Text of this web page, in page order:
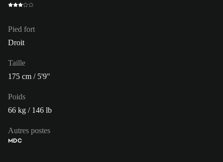
Pied fort
Droit
Taille
175 cm / 5'9"
Poids
66 kg / 146 lb
Autres postes
MDC